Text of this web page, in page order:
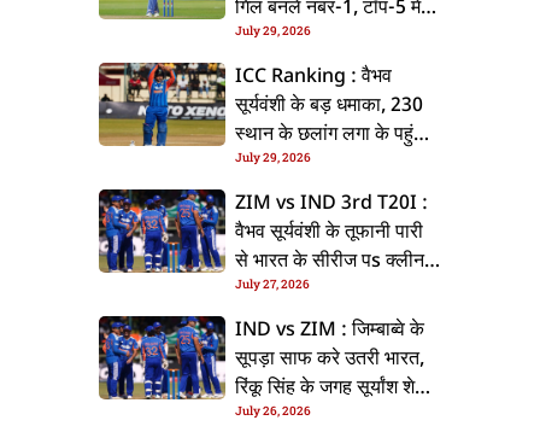
गिल बनलें नंबर-1, टॉप-5 में
भारत के तीन बल्लेबाज
July 29, 2026
ICC Ranking : वैभव
सूर्यवंशी के बड़ धमाका, 230
स्थान के छलांग लगा के पहुंचलें
48वां नंबर पs
July 29, 2026
ZIM vs IND 3rd T20I :
वैभव सूर्यवंशी के तूफानी पारी
से भारत के सीरीज पs क्लीन
स्वीप, जिम्बाब्वे 35 रन से
हारल
July 27, 2026
IND vs ZIM : जिम्बाब्वे के
सूपड़ा साफ करे उतरी भारत,
रिंकू सिंह के जगह सूर्यांश शेडगे
के मिल सकेला मवका
July 26, 2026